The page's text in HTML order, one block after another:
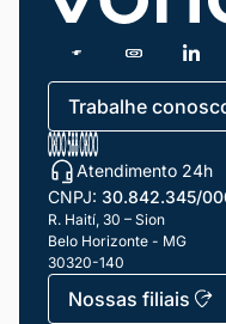
Trabalhe
Atendimento 24h
CNPJ: 30.842.345/
R. Haití, 30 – Sion
Belo Horizonte - MG
30320-140
Nossas filiais